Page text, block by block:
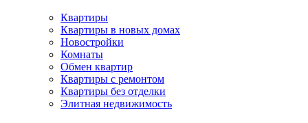
Квартиры
Квартиры в новых домах
Новостройки
Комнаты
Обмен квартир
Квартиры с ремонтом
Квартиры без отделки
Элитная недвижимость